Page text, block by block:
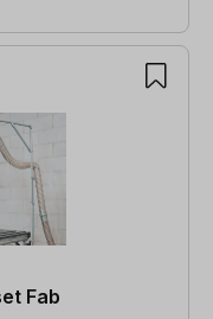
Fab